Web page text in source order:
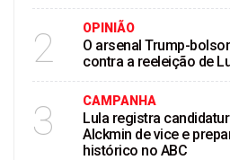
2 OPINIÃO
O arsenal Trump-
contra a reeleição de
3 CAMPANHA
Lula registra
Alckmin de vice e
histórico no ABC